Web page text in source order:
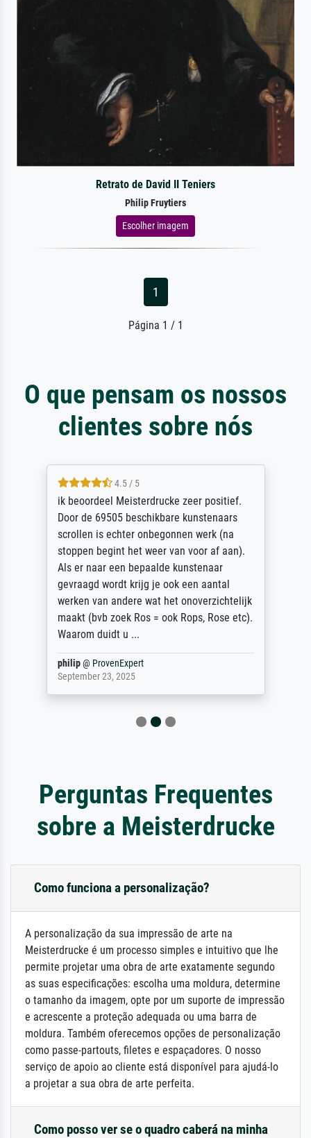
Retrato de David II Teniers
Philip Fruytiers
Escolher imagem
1
Página 1 / 1
O que pensam os nossos
clientes sobre nós
4.5 / 5
ik beoordeel Meisterdrucke zeer positief.
Door de 69505 beschikbare kunstenaars
scrollen is echter onbegonnen werk (na
stoppen begint het weer van voor af aan).
Als er naar een bepaalde kunstenaar
gevraagd wordt krijg je ook een aantal
werken van andere wat het onoverzichtelijk
maakt (bvb zoek Ros = ook Rops, Rose etc).
Waarom duidt u ...
philip@ ProvenExpert
September 23, 2025
Perguntas Frequentes
sobre a Meisterdrucke
Como funciona a personalização?
A personalização da sua impressão de arte na
Meisterdrucke é um processo simples e intuitivo que lhe
permite projetar uma obra de arte exatamente segundo
as suas especificações: escolha uma moldura, determine
o tamanho da imagem, opte por um suporte de impressão
e acrescente a proteção adequada ou uma barra de
moldura. Também oferecemos opções de personalização
como passe-partouts, filetes e espaçadores. O nosso
serviço de apoio ao cliente está disponível para ajudá-lo
a projetar a sua obra de arte perfeita.
Como posso ver se o quadro caberá na minha